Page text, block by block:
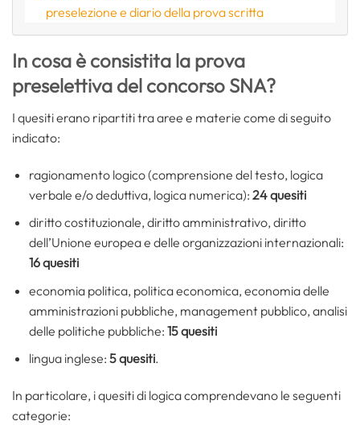
preselezione e diario della prova scritta
In cosa è consistita la prova
preselettiva del concorso SNA?
I quesiti erano ripartiti tra aree e materie come di seguito
indicato:
ragionamento logico (comprensione del testo, logica
verbale e/o deduttiva, logica numerica): 24 quesiti
diritto costituzionale, diritto amministrativo, diritto
dell’Unione europea e delle organizzazioni internazionali:
16 quesiti
economia politica, politica economica, economia delle
amministrazioni pubbliche, management pubblico, analisi
delle politiche pubbliche: 15 quesiti
lingua inglese: 5 quesiti.
In particolare, i quesiti di logica comprendevano le seguenti
categorie: